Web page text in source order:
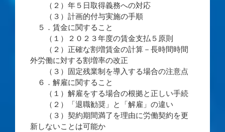
（２）年５日取得義務への対応
（３）計画的付与実施の手順
５．賃金に関すること
（１）２０２３年度の賃金支払５原則
（２）正確な割増賃金の計算－長時間時間
外労働に対する割増率の改正
（３）固定残業制を導入する場合の注意点
６．解雇に関すること
（１）解雇をする場合の根拠と正しい手続
（２）「退職勧奨」と「解雇」の違い
（３）契約期間満了を理由に労働契約を更
新しないことは可能か